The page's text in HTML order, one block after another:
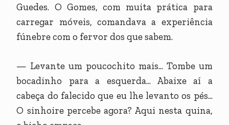
Guedes. O Gomes, com muita prática para
carregar móveis, comandava a experiência
fúnebre com o fervor dos que sabem.
— Levante um poucochito mais... Tombe um
bocadinho para a esquerda... Abaixe aí a
cabeça do falecido que eu lhe levanto os pés...
O sinhoire percebe agora? Aqui nesta quina,